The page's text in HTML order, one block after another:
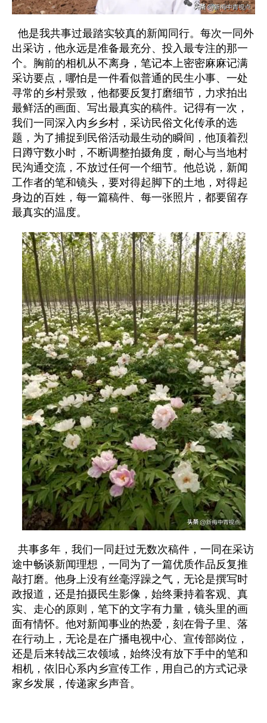
他是我共事过最踏实较真的新闻同行。每次一同外
出采访，他永远是准备最充分、投入最专注的那一
个。胸前的相机从不离身，笔记本上密密麻麻记满
采访要点，哪怕是一件看似普通的民生小事、一处
寻常的乡村景致，他都要反复打磨细节，力求拍出
最鲜活的画面、写出最真实的稿件。记得有一次，
我们一同深入内乡乡村，采访民俗文化传承的选
题，为了捕捉到民俗活动最生动的瞬间，他顶着烈
日蹲守数小时，不断调整拍摄角度，耐心与当地村
民沟通交流，不放过任何一个细节。他总说，新闻
工作者的笔和镜头，要对得起脚下的土地，对得起
身边的百姓，每一篇稿件、每一张照片，都要留存
最真实的温度。
共事多年，我们一同赶过无数次稿件，一同在采访
途中畅谈新闻理想，一同为了一篇优质作品反复推
敲打磨。他身上没有丝毫浮躁之气，无论是撰写时
政报道，还是拍摄民生影像，始终秉持着客观、真
实、走心的原则，笔下的文字有力量，镜头里的画
面有情怀。他对新闻事业的热爱，刻在骨子里、落
在行动上，无论是在广播电视中心、宣传部岗位，
还是后来转战三农领域，始终没有放下手中的笔和
相机，依旧心系内乡宣传工作，用自己的方式记录
家乡发展，传递家乡声音。